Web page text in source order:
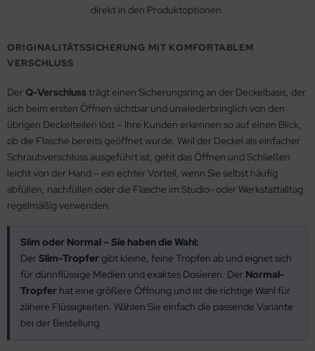
direkt in den Produktoptionen.
ORIGINALITÄTSSICHERUNG MIT KOMFORTABLEM
VERSCHLUSS
DerQ-Verschlussträgt einen Sicherungsring an der Deckelbasis, der
sich beim ersten Öffnen sichtbar und unwiederbringlich von den
übrigen Deckelteilen löst – Ihre Kunden erkennen so auf einen Blick,
ob die Flasche bereits geöffnet wurde. Weil der Deckel als einfacher
Schraubverschluss ausgeführt ist, geht das Öffnen und Schließen
leicht von der Hand – ein echter Vorteil, wenn Sie selbst häufig
abfüllen, nachfüllen oder die Flasche im Studio- oder Werkstattalltag
regelmäßig verwenden.
Slim oder Normal – Sie haben die Wahl:
DerSlim-Tropfergibt kleine, feine Tropfen ab und eignet sich
für dünnflüssige Medien und exaktes Dosieren. Der Normal-
Tropfer hat eine größere Öffnung und ist die richtige Wahl für
zähere Flüssigkeiten. Wählen Sie einfach die passende Variante
bei der Bestellung.